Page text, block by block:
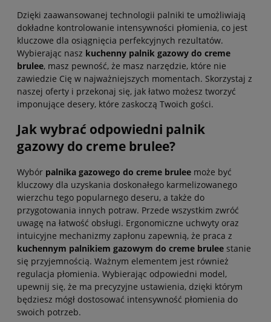
Dzięki zaawansowanej technologii palniki te umożliwiają
dokładne kontrolowanie intensywności płomienia, co jest
kluczowe dla osiągnięcia perfekcyjnych rezultatów.
Wybierając nasz kuchenny palnik gazowy do creme
brulee, masz pewność, że masz narzędzie, które nie
zawiedzie Cię w najważniejszych momentach. Skorzystaj z
naszej oferty i przekonaj się, jak łatwo możesz tworzyć
imponujące desery, które zaskoczą Twoich gości.
Jak wybrać odpowiedni palnik
gazowy do creme brulee?
Wybór palnika gazowego do creme brulee może być
kluczowy dla uzyskania doskonałego karmelizowanego
wierzchu tego popularnego deseru, a także do
przygotowania innych potraw. Przede wszystkim zwróć
uwagę na łatwość obsługi. Ergonomiczne uchwyty oraz
intuicyjne mechanizmy zapłonu zapewnią, że praca z
kuchennym palnikiem gazowym do creme brulee stanie
się przyjemnością. Ważnym elementem jest również
regulacja płomienia. Wybierając odpowiedni model,
upewnij się, że ma precyzyjne ustawienia, dzięki którym
będziesz mógł dostosować intensywność płomienia do
swoich potrzeb.